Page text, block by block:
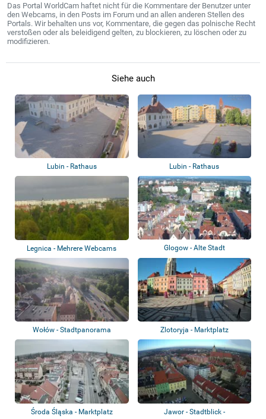
Das Portal WorldCam haftet nicht für die Kommentare der Benutzer unter
den Webcams, in den Posts im Forum und an allen anderen Stellen des
Portals. Wir behalten uns vor, Kommentare, die gegen das polnische Recht
verstoßen oder als beleidigend gelten, zu blockieren, zu löschen oder zu
modifizieren.
Siehe auch
Lubin - Rathaus Lubin - Rathaus
Legnica - Mehrere Webcams Glogow - Alte Stadt
Wołów - Stadtpanorama Zlotoryja - Marktplatz
Środa Śląska - Marktplatz
Jawor - Stadtblick -